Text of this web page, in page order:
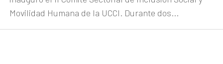
Movilidad Humana de la UCCI. Durante dos...